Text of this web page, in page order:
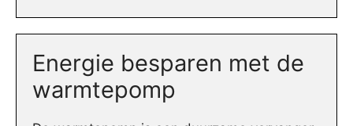
Energie besparen met de
warmtepomp